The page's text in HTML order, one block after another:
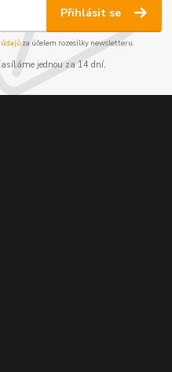
Přihlásit se
za účelem rozesílky newsletteru.
jednou za 14 dní.